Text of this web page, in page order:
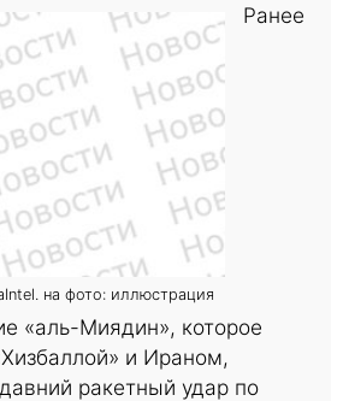
на фото: иллюстрация
Ранее
«аль-Миядин», которое
и Ираном,
ракетный удар по